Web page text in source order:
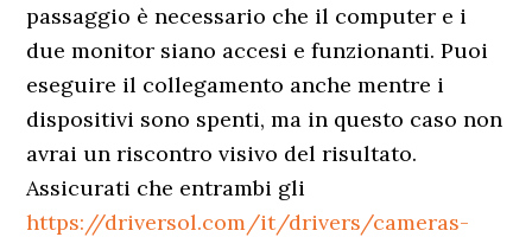
passaggio è necessario che il computer e i
due monitor siano accesi e funzionanti. Puoi
eseguire il collegamento anche mentre i
dispositivi sono spenti, ma in questo caso non
avrai un riscontro visivo del risultato.
Assicurati che entrambi gli
https://driversol.com/it/drivers/cameras-